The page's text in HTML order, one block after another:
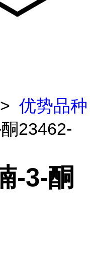
> 优势品种
23462-
-3-酮